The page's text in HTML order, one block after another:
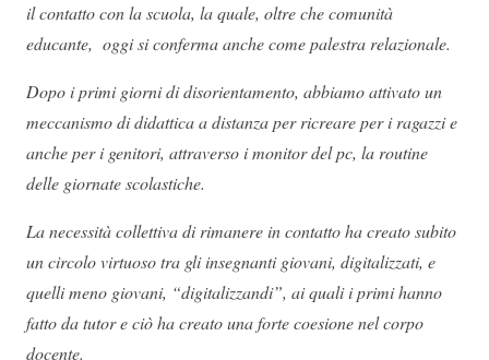
il contatto con la scuola, la quale, oltre che comunità
educante, oggi si conferma anche come palestra relazionale.
Dopo i primi giorni di disorientamento, abbiamo attivato un
meccanismo di didattica a distanza per ricreare per i ragazzi e
anche per i genitori, attraverso i monitor del pc, la routine
delle giornate scolastiche.
La necessità collettiva di rimanere in contatto ha creato subito
un circolo virtuoso tra gli insegnanti giovani, digitalizzati, e
quelli meno giovani, “digitalizzandi”, ai quali i primi hanno
fatto da tutor e ciò ha creato una forte coesione nel corpo
docente.